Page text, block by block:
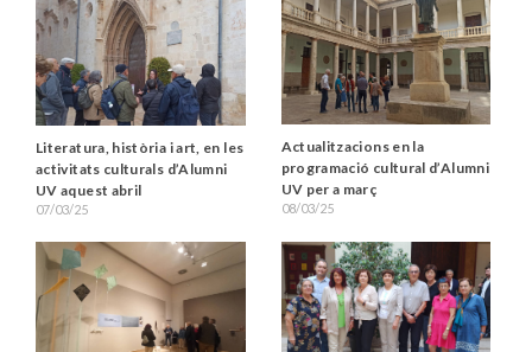
Literatura, història i art, en les
activitats culturals d’Alumni
UV aquest abril
07/03/25
Actualitzacions en la
programació cultural d’Alumni
UV per a març
08/03/25